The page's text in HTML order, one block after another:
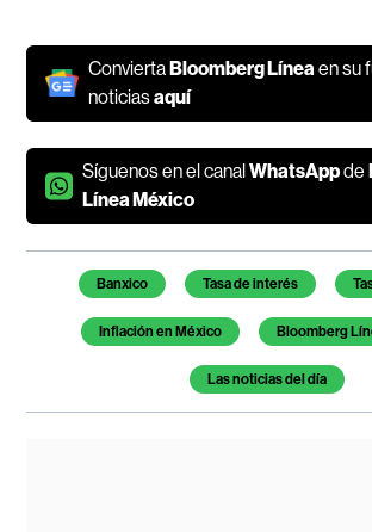
ConviertaBloomberg Líneaen su
noticiasaquí
Síguenos en el canalWhatsAppde
Línea México
Temas de este artículo
Banxico Tasa de interés
Inflación en México Bloomberg
Las noticias del día